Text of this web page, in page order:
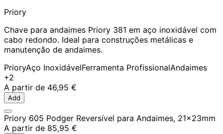
Priory
Chave para andaimes Priory 381 em aço inoxidável com
cabo redondo. Ideal para construções metálicas e
manutenção de andaimes.
PrioryAço InoxidávelFerramenta ProfissionalAndaimes
+2
A partir de 46,95 €
Add
Priory 605 Podger Reversível para Andaimes, 21x23mm
A partir de 85,95 €